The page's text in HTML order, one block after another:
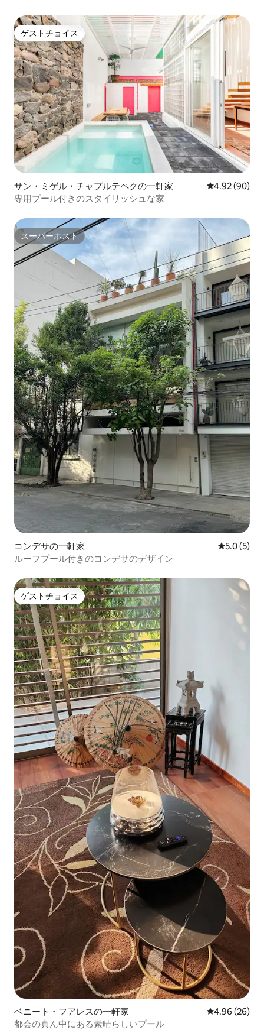
個性を与えています。 ダウンタウンや古
いエリア、サンラファエル、サンタマリ
ア、フアレスはタバカレラから数ブロッ
ク、コンデサ、ローマ、ポランコなどの
おしゃれなエリアは車や自転車で数分で
す。 ここは間違いなく忘れられない場所
です。 地下鉄駅、タクシー乗り場、エコ
バイスのポスト、メトロバスが宿泊施設
から徒歩数歩内にあります。 これは真新
しいアパートで、最先端のシステム、遮
音バルコニー、中央給湯システムを備え
ています。 この宿泊施設はGRIPセキュリ
ティにより24時間365日警備されていま
す。 屋上のアメニティには次のものが含
まれます： スパ（さまざまなマッサージ
とフェイシャル）、ジム、スチームルー
ム、カフェテリア、上階と屋上の下階に
ラウンジ、半オリンピックプールとジャ
グジーがあり、庭園に囲まれています。
また、ロビー階では、傾斜したサボテン
の庭、図書館、広いホールなどのオアシ
スも楽しめます。 すべてのアメニティに
はWi-Fiが含まれています。 このロフト
は、象徴的なアールデコ調の建物がある
伝統的な地区タバカレラにあります。 ダ
ウンタウンやサンラファエルやサンタマ
リアなどの古いエリアが数ブロック先に
あります。 コンデサ、ローマ、ポランコ
のおしゃれなエリアは車や自転車で数分
です。 これは真新しいアパートで、最先
端の設備、防音バルコニー、セントラル
ウォーターヒーティングを備えていま
す。 以下も含まれます： スカイテレビ
（102のテレビチャンネル、26のオーディ
オチャンネル、50のPPVチャンネル）+
KiwiNetworksが提供する20mbpsインタ
ーネット。 ヘアドライヤー ヨーロッパプ
ラグコンバーター
ゲストチョイス
ゲストチョイス
サン・ミゲル・チャプルテペクの一軒家 レビュー90
4.92 (90)
専用プール付きのスタイリッシュな家
スーパーホスト
スーパーホスト
コンデサの一軒家 レビュー5
5.0 (5)
ルーフプール付きのコンデサのデザイン
ゲストチョイス
ゲストチョイス
ベニート・フアレスの一軒家 レビュー26
4.96 (26)
都会の真ん中にある素晴らしいプール